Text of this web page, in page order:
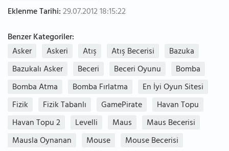
Eklenme Tarihi:29.07.2012 18:15:22
Benzer Kategoriler:
Asker
Askeri Atış Atış Becerisi
Bazuka
Bazukalı Asker
Beceri Beceri Oyunu
Bomba
Bomba Atma
Bomba Fırlatma
En İyi Oyun Sitesi
Fizik
Fizik Tabanlı GamePirate
Havan Topu
Havan Topu 2
Levelli Maus
Maus Becerisi
Mausla Oynanan
Mouse
Mouse Becerisi